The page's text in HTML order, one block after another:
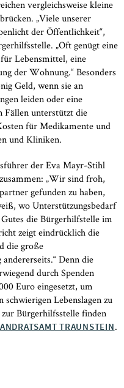
vergleichsweise kleine
„Viele unserer
der Öffentlichkeit“,
„Oft genügt eine
Lebensmittel, eine
der Wohnung.“ Besonders
Geld, wenn sie an
leiden oder eine
Fällen unterstützt die
für Medikamente und
und Kliniken.
der Eva Mayr-Stihl
„Wir sind froh,
gefunden zu haben,
wo Unterstützungsbedarf
die Bürgerhilfstelle im
zeigt eindrücklich die
die große
Denn die
durch Spenden
Euro eingesetzt, um
Lebenslagen zu
Bürgerhilfsstelle finden
TRAUNSTEIN.